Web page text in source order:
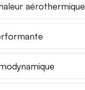
aérothermique